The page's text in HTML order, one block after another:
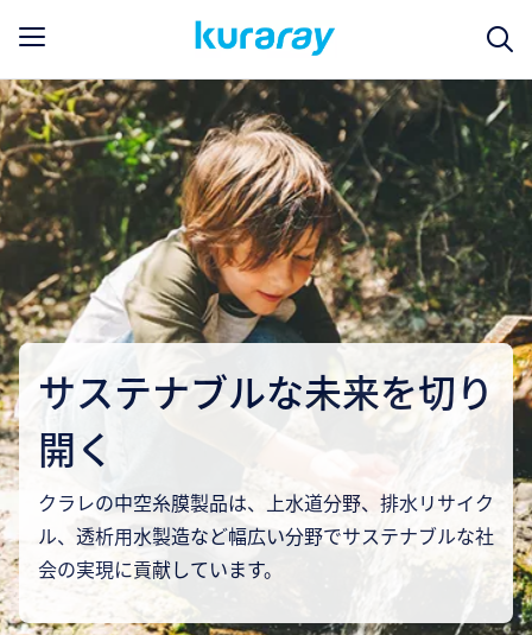
サステナブルな未来を切り
開く
クラレの中空糸膜製品は、上水道分野、排水リサイク
ル、透析用水製造など幅広い分野でサステナブルな社
会の実現に貢献しています。